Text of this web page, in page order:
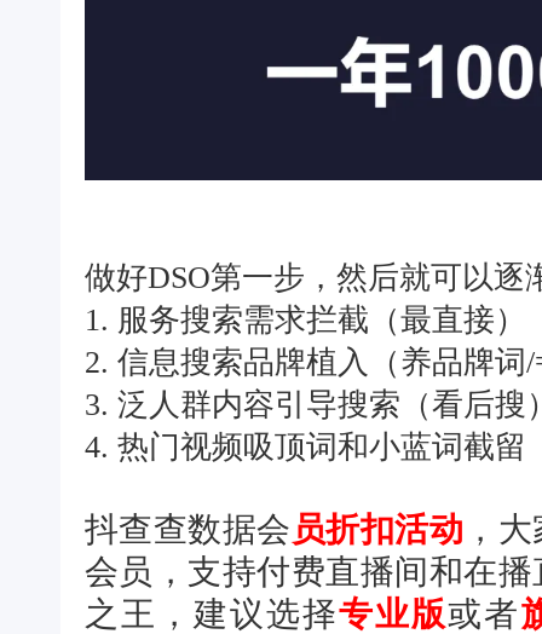
做好DSO第一步，然后就可以逐
1. 服务搜索需求拦截（最直接）
2. 信息搜索品牌植入（养品牌词
3. 泛人群内容引导搜索（看后搜
4. 热门视频吸顶词和小蓝词截
抖查查数据会 员折扣活动 ，
会员， 支持付费直播间和在
之王，建议选择专业版或者